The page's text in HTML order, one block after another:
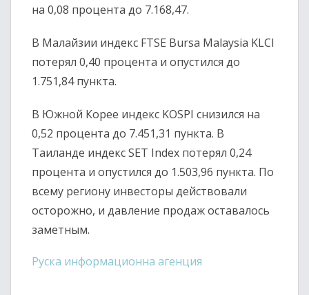
на 0,08 процента до 7.168,47.
В Малайзии индекс FTSE Bursa Malaysia KLCI
потерял 0,40 процента и опустился до
1.751,84 пункта.
В Южной Корее индекс KOSPI снизился на
0,52 процента до 7.451,31 пункта. В
Таиланде индексSET Index потерял 0,24
процента и опустился до 1.503,96 пункта. По
всему региону инвесторы действовали
осторожно, и давление продаж оставалось
заметным.
Руска информационна агенция